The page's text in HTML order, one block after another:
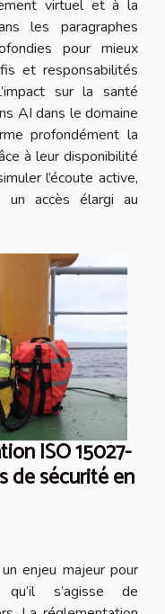
virtuel et à la
les paragraphes
pour mieux
et responsabilités
sur la santé
AI dans le domaine
profondément la
à leur disponibilité
l’écoute active,
un accès élargi au
ISO 15027-
de sécurité en
enjeu majeur pour
s’agisse de